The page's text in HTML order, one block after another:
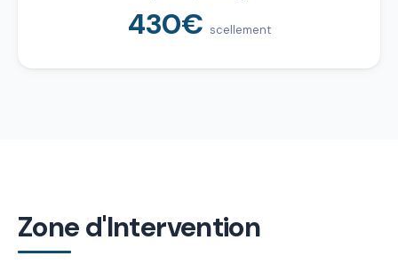
430€ scellement
Zone d'Intervention